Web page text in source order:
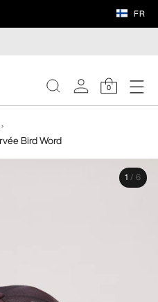
FR
0
Bird Word
1 / 6